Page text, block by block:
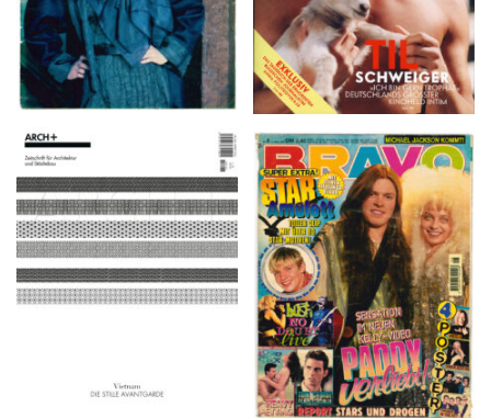
ARCH+ Nr. 226, Herbst
2016
BRAVO – Nr. 8, 13. Febr.
1997